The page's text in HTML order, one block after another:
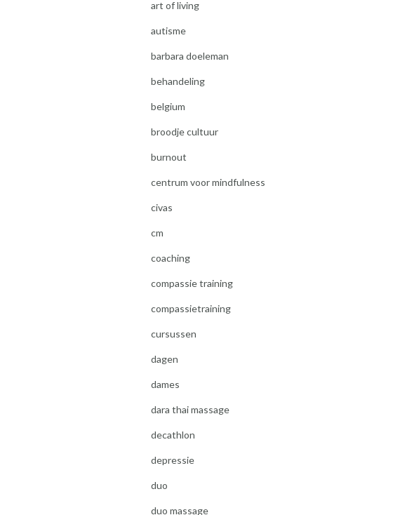
art of living
autisme
barbara doeleman
behandeling
belgium
broodje cultuur
burnout
centrum voor mindfulness
civas
cm
coaching
compassie training
compassietraining
cursussen
dagen
dames
dara thai massage
decathlon
depressie
duo
duo massage